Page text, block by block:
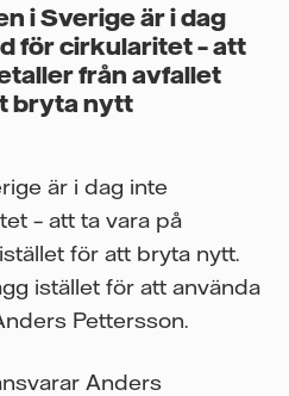
i Sverige är i dag
för cirkularitet – att
från avfallet
bryta nytt
är i dag inte
– att ta vara på
för att bryta nytt.
istället för att använda
Pettersson.
Anders